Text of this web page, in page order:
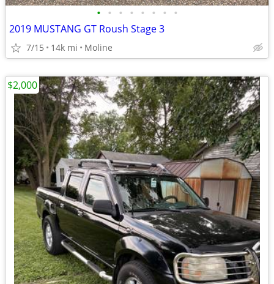
• • • • • • • •
2019 MUSTANG GT Roush Stage 3
7/15 14k mi Moline
$2,000